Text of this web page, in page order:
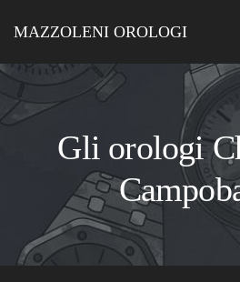
MAZZOLENI OROLOGI
Gli orologi